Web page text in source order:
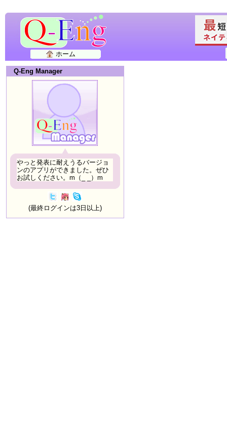
ホーム
Q-Eng Manager
やっと発表に耐えうるバージョ
ンのアプリができました。ぜひ
お試しください。m（_ _）m
(最終ログインは3日以上)